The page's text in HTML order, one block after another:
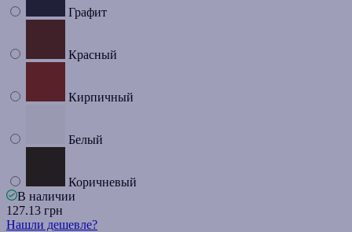
Графит
Красный
Кирпичный
Белый
Коричневый
В наличии
127.13 грн
Нашли дешевле?